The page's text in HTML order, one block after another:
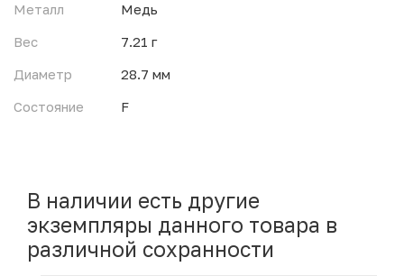
Металл
Медь
Вес
7.21 г
Диаметр
28.7 мм
Состояние
F
В наличии есть другие
экземпляры данного товара в
различной сохранности